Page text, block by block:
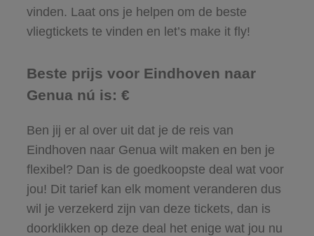
vinden. Laat ons je helpen om de beste
vliegtickets te vinden en let’s make it fly!
Beste prijs voor Eindhoven naar
Genua nú is: €
Ben jij er al over uit dat je de reis van
Eindhoven naar Genua wilt maken en ben je
flexibel? Dan is de goedkoopste deal wat voor
jou! Dit tarief kan elk moment veranderen dus
wil je verzekerd zijn van deze tickets, dan is
doorklikken op deze deal het enige wat jou nu